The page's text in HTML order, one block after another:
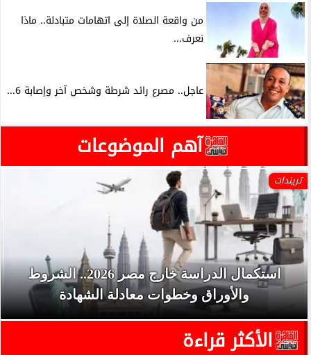
من واقعة الصلاة إلى اتهامات متبادلة.. ماذا
نعرف...
عاجل.. مصرع رائد شرطة وشخص آخر وإصابة 6...
آهم الموضوعات
تريندات
استكمال الدراسة خارج مصر 2026.. الشروط
والأوراق وخطوات معادلة الشهادة
الأكثر قراءة